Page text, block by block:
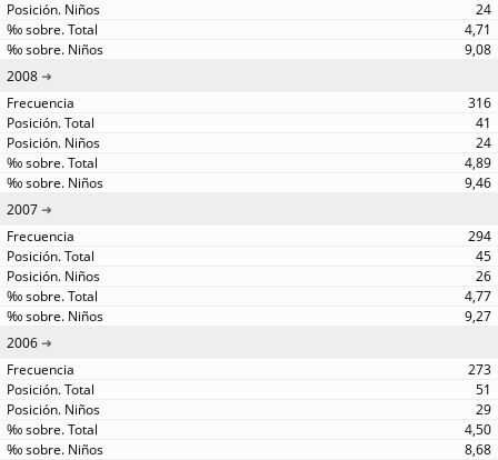
24
4,71
9,08
2008
316
41
24
4,89
9,46
2007
294
45
26
4,77
9,27
2006
273
51
29
4,50
8,68